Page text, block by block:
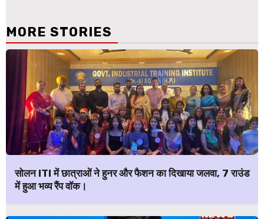
MORE STORIES
सोलन ITI में छात्राओं ने हुनर और फैशन का दिखाया जलवा, 7 राउंड
में हुआ भव्य रैंप वॉक।